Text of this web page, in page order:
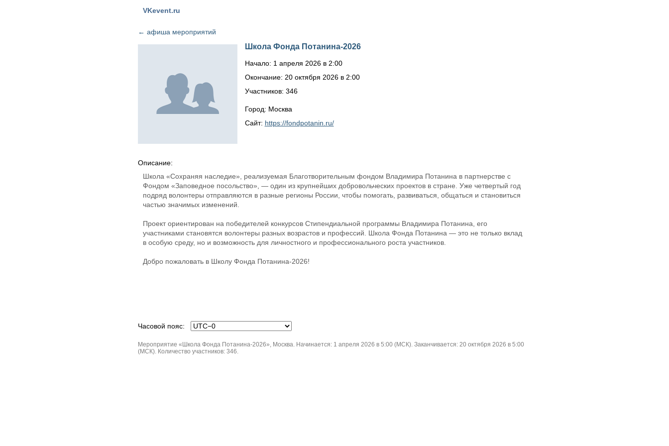
VKevent.ru
← афиша мероприятий
Школа Фонда Потанина-2026
Начало: 1 апреля 2026 в 2:00
Окончание: 20 октября 2026 в 2:00
Участников: 346
Город: Москва
Сайт: https://fondpotanin.ru/
Описание:
Школа «Сохраняя наследие», реализуемая Благотворительным фондом Владимира Потанина в партнерстве с
Фондом «Заповедное посольство», — один из крупнейших добровольческих проектов в стране. Уже четвертый год
подряд волонтеры отправляются в разные регионы России, чтобы помогать, развиваться, общаться и становиться
частью значимых изменений.
Проект ориентирован на победителей конкурсов Стипендиальной программы Владимира Потанина, его
участниками становятся волонтеры разных возрастов и профессий. Школа Фонда Потанина — это не только вклад
в особую среду, но и возможность для личностного и профессионального роста участников.
Добро пожаловать в Школу Фонда Потанина-2026!
Часовой пояс:
Мероприятие «Школа Фонда Потанина-2026», Москва. Начинается: 1 апреля 2026 в 5:00 (МСК). Заканчивается: 20 октября 2026 в 5:00
(МСК). Количество участников: 346.